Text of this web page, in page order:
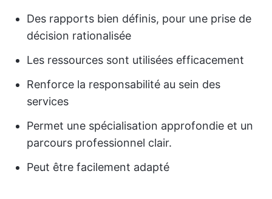
Des rapports bien définis, pour une prise de
décision rationalisée
Les ressources sont utilisées efficacement
Renforce la responsabilité au sein des
services
Permet une spécialisation approfondie et un
parcours professionnel clair.
Peut être facilement adapté